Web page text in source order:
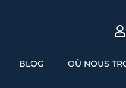
BLOG OÙ NOUS